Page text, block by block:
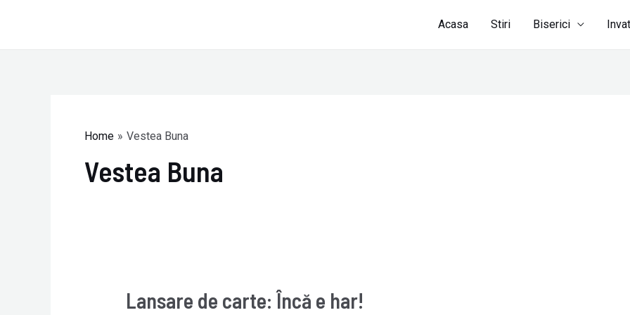
Acasa Stiri Biserici
Home Vestea Buna
Vestea Buna
Lansare de carte: Încă e har!
Lansare